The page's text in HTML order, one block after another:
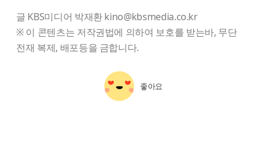
글 KBS미디어 박재환 kino@kbsmedia.co.kr
※ 이 콘텐츠는 저작권법에 의하여 보호를 받는바, 무단
전재 복제, 배포등을 금합니다.
좋아요